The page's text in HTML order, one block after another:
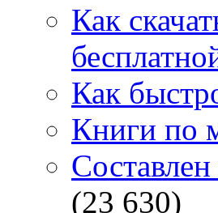
Как
Как
Книги по
(23 630)